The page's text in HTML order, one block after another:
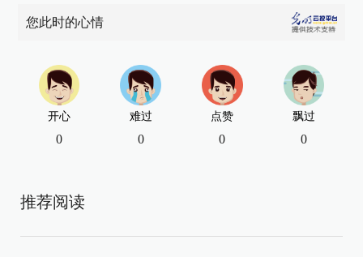
您此时的心情
开心
0
难过
0
点赞
0
飘过
0
推荐阅读